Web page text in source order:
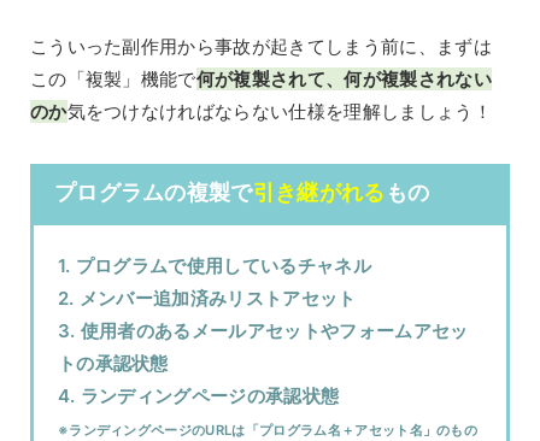
こういった副作用から事故が起きてしまう前に、まずは
この「複製」機能で何が複製されて、何が複製されない
のか気をつけなければならない仕様を理解しましょう！
プログラムの複製で引き継がれる もの
1. プログラムで使用しているチャネル
2. メンバー追加済みリストアセット
3. 使用者のあるメールアセットやフォームアセッ
トの承認状態
4. ランディングページの承認状態
※ランディングページのURLは「プログラム名＋アセット名」のもの